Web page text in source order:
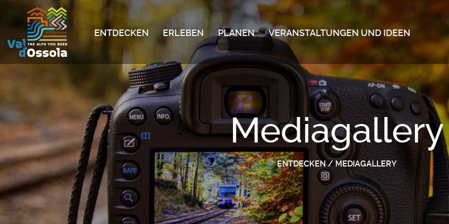
ENTDECKEN ERLEBEN PLANEN VERANSTALTUNGEN UND IDEEN
Mediagallery
ENTDECKEN/MEDIAGALLERY